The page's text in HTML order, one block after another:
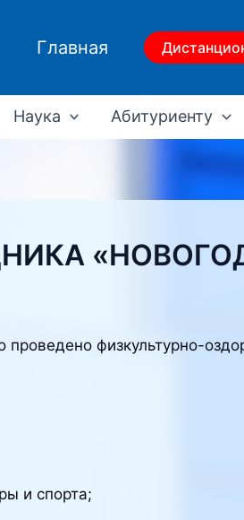
Главная
Наука Абитуриенту
физкультурно-
и спорта;